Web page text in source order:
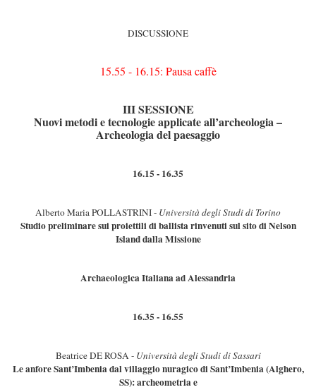
DISCUSSIONE
15.55 - 16.15: Pausa caffè
III SESSIONE
Nuovi metodi e tecnologie applicate all’archeologia –
Archeologia del paesaggio
16.15 - 16.35
Alberto Maria POLLASTRINI - Università degli Studi di Torino
Studio preliminare sui proiettili di ballista rinvenuti sul sito di Nelson
Island dalla Missione
Archaeologica Italiana ad Alessandria
16.35 - 16.55
Beatrice DE ROSA - Università degli Studi di Sassari
Le anfore Sant’Imbenia dal villaggio nuragico di Sant’Imbenia (Alghero,
SS): archeometria e